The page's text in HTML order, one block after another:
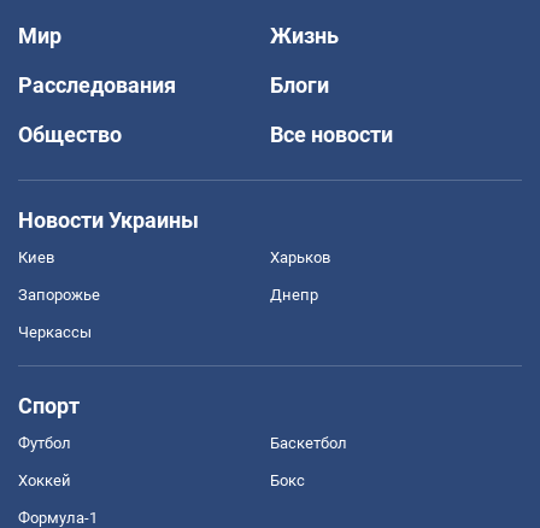
Мир
Жизнь
Расследования
Блоги
Общество
Все новости
Новости Украины
Киев Харьков
Запорожье Днепр
Черкассы
Спорт
Футбол Баскетбол
Хоккей Бокс
Формула-1